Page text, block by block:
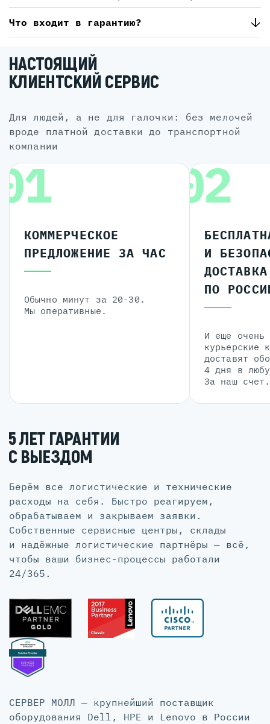
Что входит в гарантию?
НАСТОЯЩИЙ
КЛИЕНТСКИЙ СЕРВИС
для людей, а не для галочки: без мелочей
вроде платной доставки до транспортной
компании
КОММЕРЧЕСКОЕ
ПРЕДЛОЖЕНИЕ ЗА ЧАС
Обычно минут за 20-30.
Мы оперативные.
02
И
ДОСТАВКА
ПО
И еще очень
курьерские
доставят
4 дня в
За наш счет.
5 ЛЕТ ГАРАНТИИ
С ВЫЕЗДОМ
Берём все логистические и технические
расходы на себя. Быстро реагируем,
обрабатываем и закрываем заявки.
Собственные сервисные центры, склады
и надёжные логистические партнёры — всё,
чтобы ваши бизнес-процессы работали
24/365.
СЕРВЕР МОЛЛ — крупнейший поставщик
оборудования Dell, HPE и Lenovo в России